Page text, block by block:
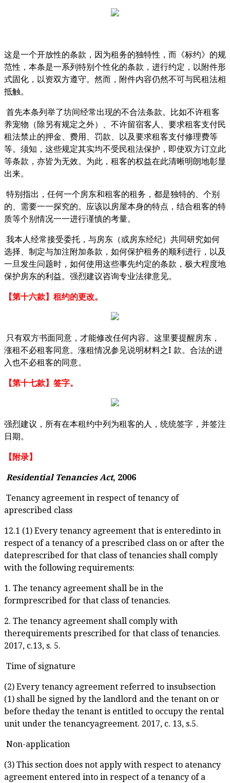
这是一个开放性的条款，因为租务的独特性，而《标约》的规
范性，本条是一系列特别个性化的条款，进行约定，以附件形
式固化，以资双方遵守。然而，附件内容仍然不可与民租法相
抵触。
首先本条列举了坊间经常出现的不合法条款。比如不许租客
养宠物（除另有规定之外）、不许留宿客人、要求租客支付民
租法禁止的押金、费用、罚款、以及要求租客支付修理费等
等。须知，这些规定其实均不受民租法保护，即使双方订立此
等条款，亦皆为无效。为此，租客的权益在此清晰明朗地彰显
出来。
特别指出，任何一个房东和租客的租务，都是独特的、个别
的、需要一一探究的。应该以房屋本身的特点，结合租客的特
质等个别情况一一进行谨慎的考量。
我本人经常接受委托，与房东（或房东经纪）共同研究如何
选择、制定与加注附加条款，如何保护租务的顺利进行，以及
一旦发生问题时，如何使用这些事先约定的条款，极大程度地
保护房东的利益。强烈建议咨询专业法律意见。
【第十六款】租约的更改。
只有双方书面同意，才能修改任何内容。这里要提醒房东，
涨租不必租客同意。涨租情况参见说明材料之I 款。合法的进
入也不必租客的同意。
【第十七款】签字。
强烈建议，所有在本租约中列为租客的人，统统签字，并签注
日期。
【附录】
Residential Tenancies Act, 2006
Tenancy agreement in respect of tenancy of
aprescribed class
12.1 (1) Every tenancy agreement that is enteredinto in
respect of a tenancy of a prescribed class on or after the
dateprescribed for that class of tenancies shall comply
with the following requirements:
1. The tenancy agreement shall be in the
formprescribed for that class of tenancies.
2. The tenancy agreement shall comply with
therequirements prescribed for that class of tenancies.
2017, c.13, s. 5.
Time of signature
(2) Every tenancy agreement referred to insubsection
(1) shall be signed by the landlord and the tenant on or
before theday the tenant is entitled to occupy the rental
unit under the tenancyagreement. 2017, c. 13, s.5.
Non-application
(3) This section does not apply with respect to atenancy
agreement entered into in respect of a tenancy of a